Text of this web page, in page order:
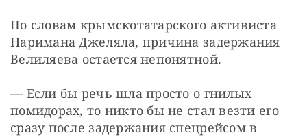
По словам крымскотатарского активиста
Наримана Джеляла, причина задержания
Велиляева остается непонятной.
— Если бы речь шла просто о гнилых
помидорах, то никто бы не стал везти его
сразу после задержания спецрейсом в